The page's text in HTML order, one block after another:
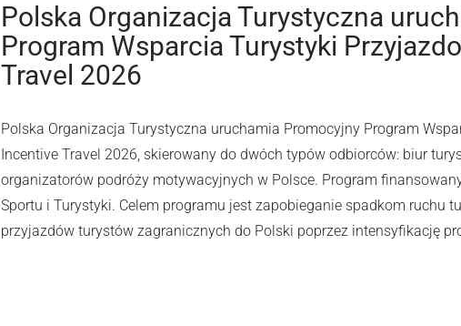
Polska Organizacja Turystyczna
Program Wsparcia Turystyki
Travel 2026
Polska Organizacja Turystyczna uruchamia Promocyjny Program
Incentive Travel 2026, skierowany do dwóch typów odbiorców: biur
organizatorów podróży motywacyjnych w Polsce. Program
Sportu i Turystyki. Celem programu jest zapobieganie spadkom ruchu
przyjazdów turystów zagranicznych do Polski poprzez intensyfikację